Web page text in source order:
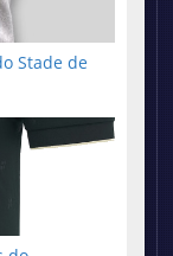
Stade de